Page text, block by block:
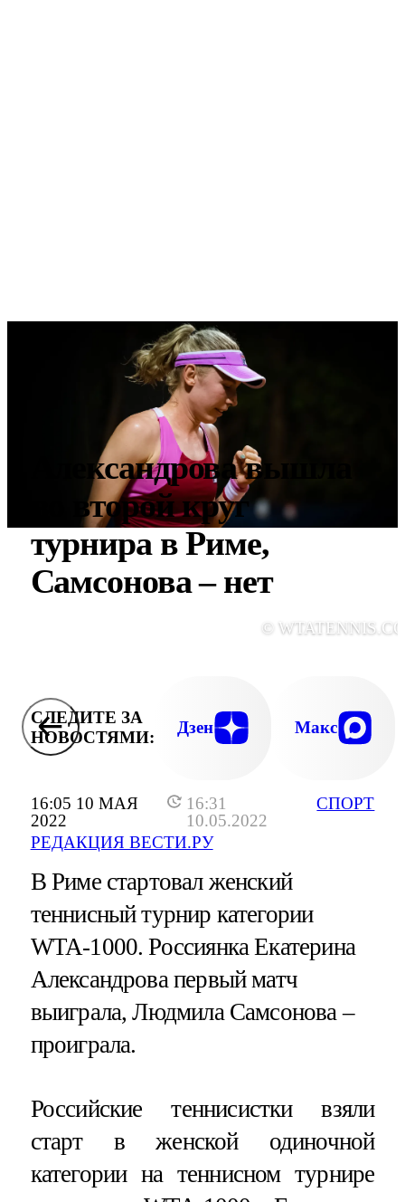
16:05 10 МАЯ
2022
16:31
10.05.2022
РЕДАКЦИЯ ВЕСТИ.РУ
СПОРТ
Александрова вышла
во второй круг
турнира в Риме,
Самсонова – нет
©
СЛЕДИТЕ ЗА
НОВОСТЯМИ:
Дзен Макс
В Риме стартовал женский
теннисный турнир категории
WTA-1000. Россиянка Екатерина
Александрова первый матч
выиграла, Людмила Самсонова –
проиграла.
Российские теннисистки взяли
старт в женской одиночной
категории на теннисном турнире